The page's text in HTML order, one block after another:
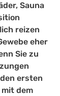
Sauna
reizen
eher
Sie zu
ersten
dem